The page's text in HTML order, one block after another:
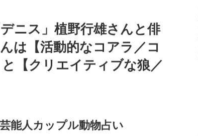
ニス」植野行雄さんと俳
は【活動的なコアラ／コ
【クリエイティブな狼／
能人カップル動物占い